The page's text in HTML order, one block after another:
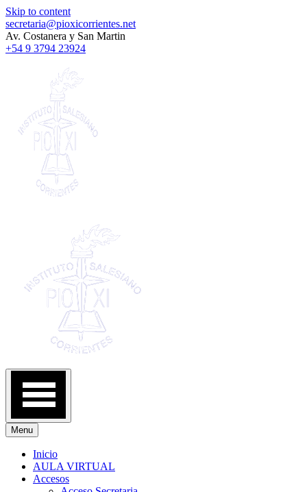
Skip to content
secretaria@pioxicorrientes.net
Av. Costanera y San Martin
+54 9 3794 23924
Menu
Inicio
AULA VIRTUAL
Accesos